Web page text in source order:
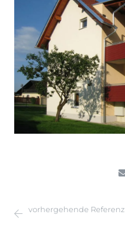
vorhergehende Referenz